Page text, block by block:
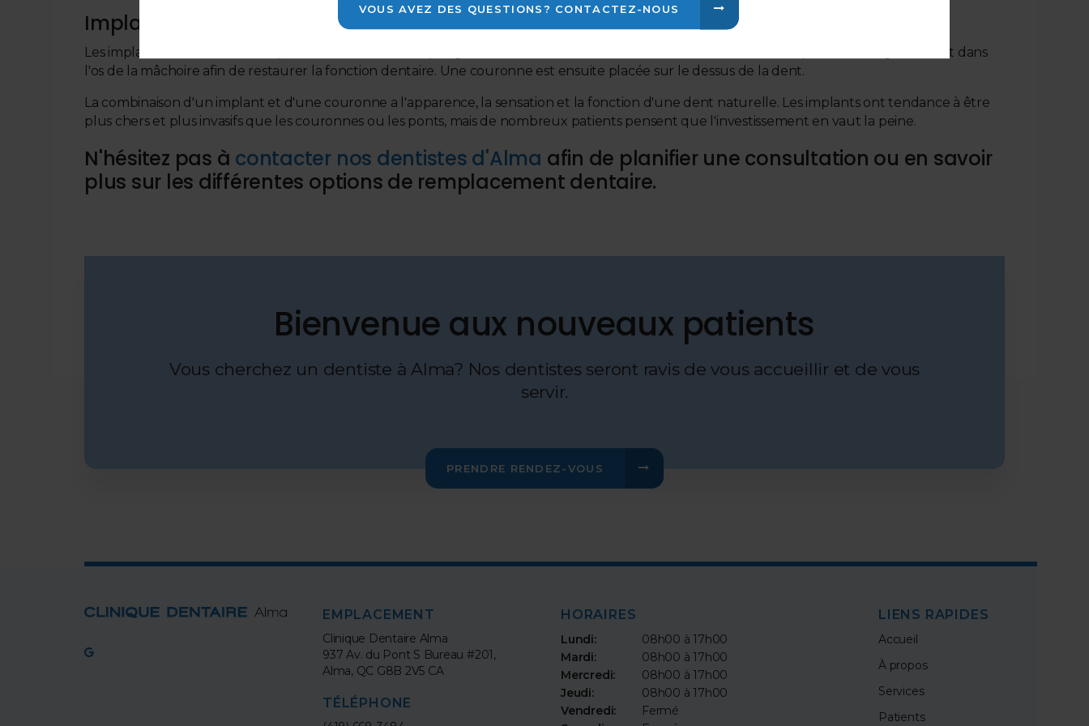
Implants dentaires
Les implants dentaires sont de petits tenons en titane qui agissent comme des racines dentaires artificielles et sont placés chirurgicalement dans
l'os de la mâchoire afin de restaurer la fonction dentaire. Une couronne est ensuite placée sur le dessus de la dent.
La combinaison d'un implant et d'une couronne a l'apparence, la sensation et la fonction d'une dent naturelle. Les implants ont tendance à être
plus chers et plus invasifs que les couronnes ou les ponts, mais de nombreux patients pensent que l'investissement en vaut la peine.
N'hésitez pas à contacter nos dentistes d'Alma afin de planifier une consultation ou en savoir
plus sur les différentes options de remplacement dentaire.
Bienvenue aux nouveaux patients
Vous cherchez un dentiste à Alma? Nos dentistes seront ravis de vous accueillir et de vous
servir.
PRENDRE RENDEZ-VOUS
EMPLACEMENT
Clinique Dentaire Alma
937 Av. du Pont S Bureau #201
Alma QC G8B 2V5 CA
TÉLÉPHONE
HORAIRES
Lundi:
08h00 à 17h00
Mardi:
08h00 à 17h00
Mercredi:
08h00 à 17h00
Jeudi:
08h00 à 17h00
Vendredi:
Fermé
LIENS RAPIDES
Accueil
À propos
Services
Patients
VOUS AVEZ DES QUESTIONS? CONTACTEZ-NOUS